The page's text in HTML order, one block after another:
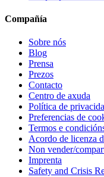
Compañía
Sobre nós
Blog
Prensa
Prezos
Contacto
Centro de axuda
Política de
Preferencias de
Termos e
Acordo de licenza
Non vender/
Imprenta
Safety and Crisis